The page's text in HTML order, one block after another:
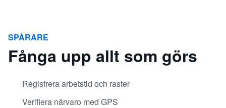
SPÅRARE
Fånga upp allt som görs
Registrera arbetstid och raster
Verifiera närvaro med GPS